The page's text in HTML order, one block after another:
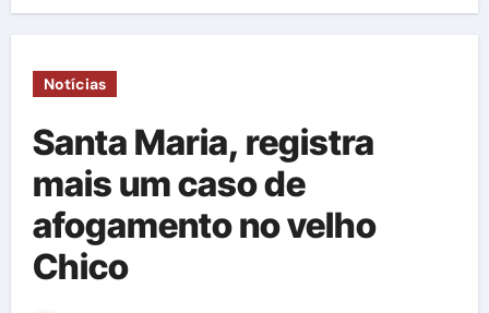
Notícias
Santa Maria, registra
mais um caso de
afogamento no velho
Chico